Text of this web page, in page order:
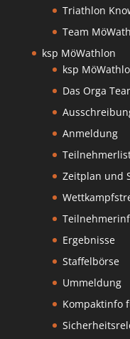
Triathlon
Team
ksp MöWathlon
ksp
Das Orga
Anmeldung
Zeitplan und
Ergebnisse
Staffelbörse
Ummeldung
Kompaktinfo